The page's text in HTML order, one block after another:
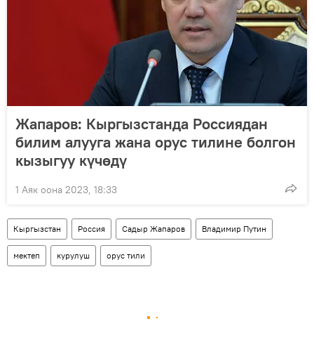
Жапаров: Кыргызстанда Россиядан
билим алууга жана орус тилине болгон
кызыгуу күчөдү
1 Аяк оона 2023, 18:33
Кыргызстан Россия Садыр Жапаров Владимир Путин
мектеп курулуш орус тили